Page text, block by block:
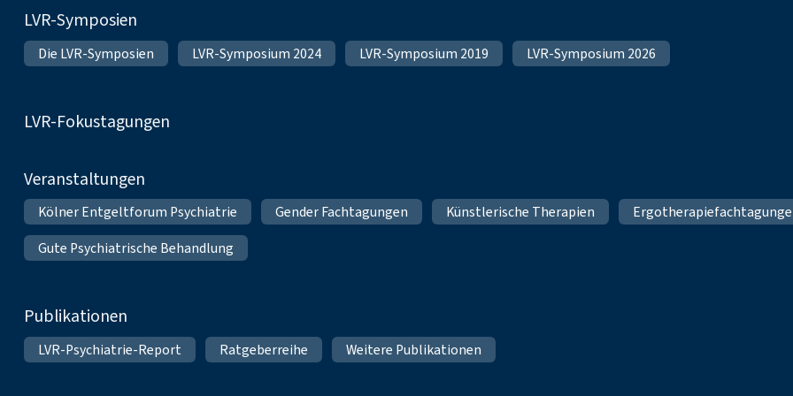
Fußnavigation
LVR-Symposien
Die LVR-Symposien LVR-Symposium 2024 LVR-Symposium 2019 LVR-Symposium 2026
LVR-Fokustagungen
Veranstaltungen
Kölner Entgeltforum Psychiatrie Gender Fachtagungen Künstlerische Therapien
Gute Psychiatrische Behandlung
Publikationen
LVR-Psychiatrie-Report Ratgeberreihe Weitere Publikationen